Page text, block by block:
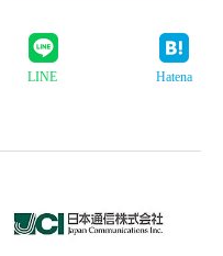
LINE Hatena